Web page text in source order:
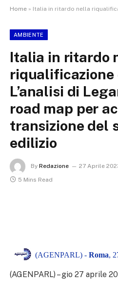
Home » Italia in ritardo nella riqualificazione edilizia. L’analisi di
AMBIENTE
Italia in ritardo
riqualificazione
L’analisi di
road map per
transizione del
edilizio
By Redazione 27 Aprile
5 Mins Read
(AGENPARL) - Roma,
(AGENPARL) – gio 27 aprile